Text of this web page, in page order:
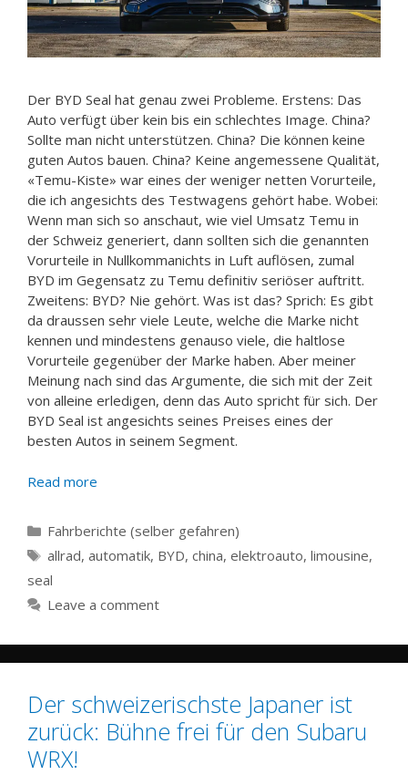
Der BYD Seal hat genau zwei Probleme. Erstens: Das
Auto verfügt über kein bis ein schlechtes Image. China?
Sollte man nicht unterstützen. China? Die können keine
guten Autos bauen. China? Keine angemessene Qualität,
«Temu-Kiste» war eines der weniger netten Vorurteile,
die ich angesichts des Testwagens gehört habe. Wobei:
Wenn man sich so anschaut, wie viel Umsatz Temu in
der Schweiz generiert, dann sollten sich die genannten
Vorurteile in Nullkommanichts in Luft auflösen, zumal
BYD im Gegensatz zu Temu definitiv seriöser auftritt.
Zweitens: BYD? Nie gehört. Was ist das? Sprich: Es gibt
da draussen sehr viele Leute, welche die Marke nicht
kennen und mindestens genauso viele, die haltlose
Vorurteile gegenüber der Marke haben. Aber meiner
Meinung nach sind das Argumente, die sich mit der Zeit
von alleine erledigen, denn das Auto spricht für sich. Der
BYD Seal ist angesichts seines Preises eines der
besten Autos in seinem Segment.
Read more
Categories
Fahrberichte (selber gefahren)
Tags
allrad, automatik, BYD, china, elektroauto, limousine,
seal
Leave a comment
Der schweizerischste Japaner ist
zurück: Bühne frei für den Subaru
WRX!